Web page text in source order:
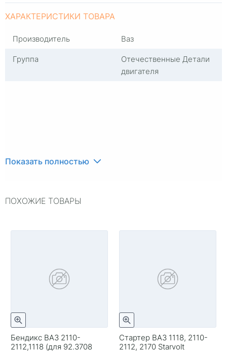
ХАРАКТЕРИСТИКИ ТОВАРА
Производитель
Ваз
Группа
Отечественные Детали
двигателя
Показать полностью
ПОХОЖИЕ ТОВАРЫ
Бендикс ВАЗ 2110-
2112,1118 (для 92.3708
Стартер ВАЗ 1118, 2110-
2112, 2170 Starvolt